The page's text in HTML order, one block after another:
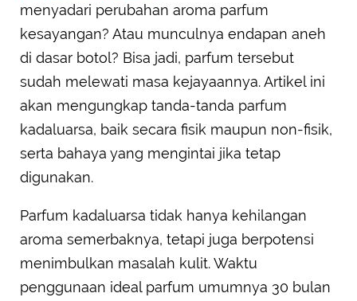
Iritasi Kulit: Tanda Bahaya yang Harus Diwaspadai
menyadari perubahan aroma parfum
kesayangan? Atau munculnya endapan aneh
di dasar botol? Bisa jadi, parfum tersebut
sudah melewati masa kejayaannya. Artikel ini
akan mengungkap tanda-tanda parfum
kadaluarsa, baik secara fisik maupun non-fisik,
serta bahaya yang mengintai jika tetap
digunakan.
Parfum kadaluarsa tidak hanya kehilangan
aroma semerbaknya, tetapi juga berpotensi
menimbulkan masalah kulit. Waktu
penggunaan ideal parfum umumnya 30 bulan